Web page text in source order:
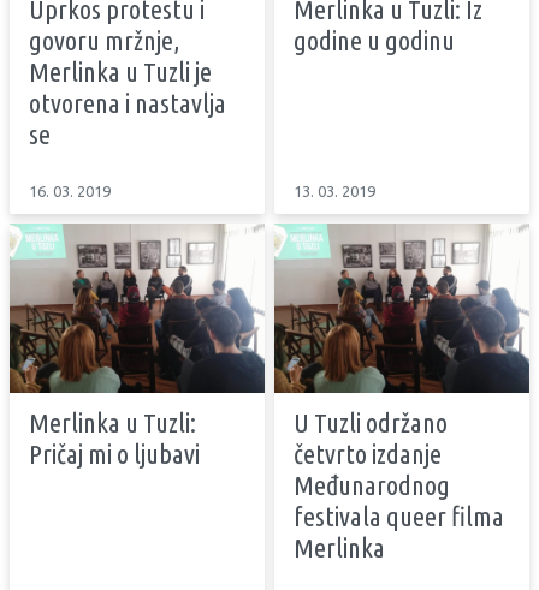
Uprkos protestu i
govoru mržnje,
Merlinka u Tuzli je
otvorena i nastavlja
se
16. 03. 2019
Merlinka u Tuzli: Iz
godine u godinu
13. 03. 2019
Merlinka u Tuzli:
Pričaj mi o ljubavi
U Tuzli održano
četvrto izdanje
Međunarodnog
festivala queer filma
Merlinka